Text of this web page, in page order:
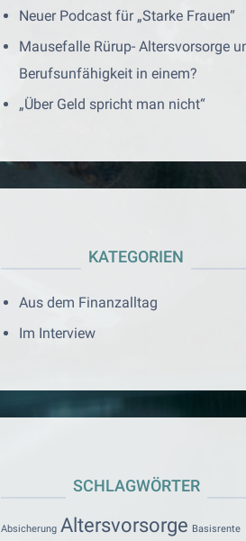
Neuer Podcast für „Starke Frauen“
Mausefalle Rürup- Altersvorsorge
Berufsunfähigkeit in einem?
„Über Geld spricht man nicht“
KATEGORIEN
Aus dem Finanzalltag
Im Interview
SCHLAGWÖRTER
Absicherung Altersvorsorge Basisrente